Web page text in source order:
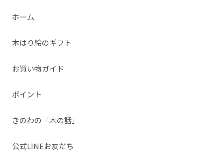
ホーム
木はり絵のギフト
お買い物ガイド
ポイント
きのわの「木の話」
公式LINEお友だち